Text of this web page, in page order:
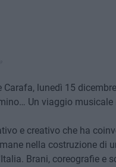
lunedì 15
Un viaggio musicale
e creativo che ha
nella costruzione di
Brani, coreografie e